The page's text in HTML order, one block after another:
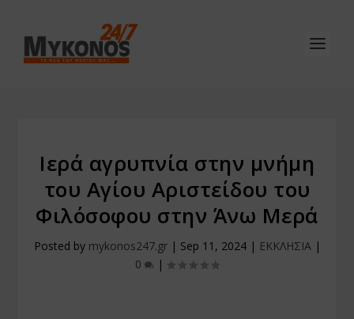
Ιερά αγρυπνία στην μνήμη
του Αγίου Αριστείδου του
Φιλόσοφου στην Άνω Μερά
Posted by mykonos247.gr| Sep 11, 2024| ΕΚΚΛΗΣΙΑ|
0
|